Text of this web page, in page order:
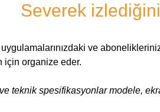
Severek
ve
için organize eder.
teknik spesifikasyonlar modele,